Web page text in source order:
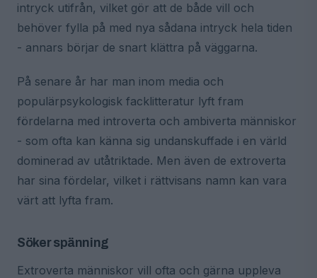
intryck utifrån, vilket gör att de både vill och
behöver fylla på med nya sådana intryck hela tiden
- annars börjar de snart klättra på väggarna.
På senare år har man inom media och
populärpsykologisk facklitteratur lyft fram
fördelarna med introverta och ambiverta människor
- som ofta kan känna sig undanskuffade i en värld
dominerad av utåtriktade. Men även de extroverta
har sina fördelar, vilket i rättvisans namn kan vara
värt att lyfta fram.
Söker spänning
Extroverta människor vill ofta och gärna uppleva